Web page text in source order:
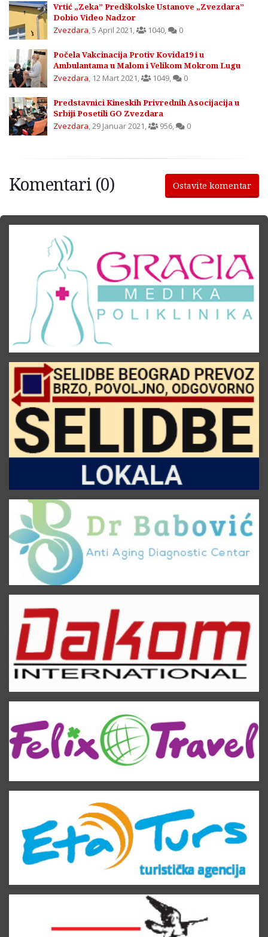
Vrtić „Zeka” Predškolske Ustanove „Zvezdara”
Dobio Video Nadzor
Zvezdara,5 April 2021, 1040, 0
Počela Vakcinacija Protiv Kovida19 i u
Ambulantama u Malom i Velikom Mokrom Lugu
Zvezdara, 12 Mart 2021, 1049, 0
Predstavnici Kineskih Privrednih Asocijacija u
Srbiji Posetili GO Zvezdara
Zvezdara,29 Januar 2021, 956, 0
Komentari (0) Ostavite komentar